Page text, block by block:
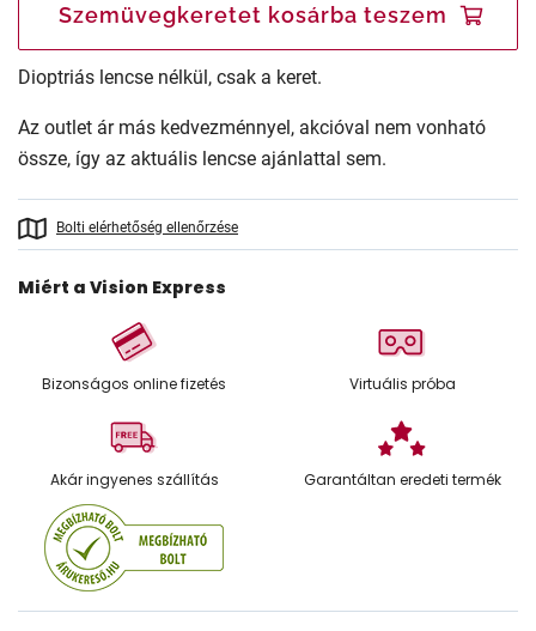
Szemüvegkeretet kosárba teszem
Dioptriás lencse nélkül, csak a keret.
Az outlet ár más kedvezménnyel, akcióval nem vonható
össze, így az aktuális lencse ajánlattal sem.
Bolti elérhetőség ellenőrzése
Miért a Vision Express
Bizonságos online fizetés Virtuális próba
Akár ingyenes szállítás Garantáltan eredeti termék